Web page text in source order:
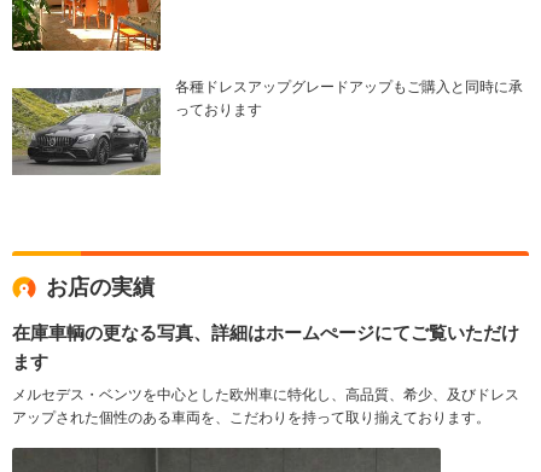
各種ドレスアップグレードアップもご購入と同時に承
っております
お店の実績
在庫車輌の更なる写真、詳細はホームぺージにてご覧いただけ
ます
メルセデス・ベンツを中心とした欧州車に特化し、高品質、希少、及びドレス
アップされた個性のある車両を、こだわりを持って取り揃えております。